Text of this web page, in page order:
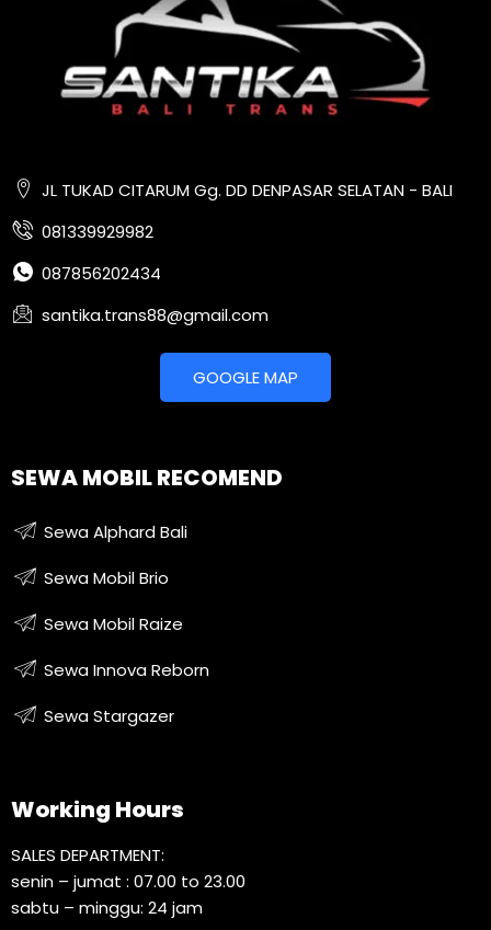
JL TUKAD CITARUM Gg. DD DENPASAR SELATAN - BALI
081339929982
087856202434
santika.trans88@gmail.com
GOOGLE MAP
SEWA MOBIL RECOMEND
Sewa Alphard Bali
Sewa Mobil Brio
Sewa Mobil Raize
Sewa Innova Reborn
Sewa Stargazer
Working Hours
SALES DEPARTMENT:
senin – jumat : 07.00 to 23.00
sabtu – minggu: 24 jam